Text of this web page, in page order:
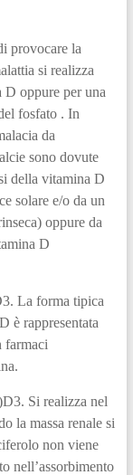
provocare la
si realizza
oppure per una
fosfato . In
da
sono dovute
della vitamina D
solare e/o da un
oppure da
D
La forma tipica
è rappresentata
farmaci
Si realizza nel
la massa renale si
non viene
nell’assorbimento